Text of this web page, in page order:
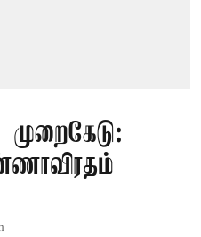
முறைகேடு: